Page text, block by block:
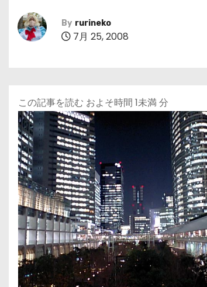
By rurineko
7月 25, 2008
この記事を読む およそ時間 1未満 分